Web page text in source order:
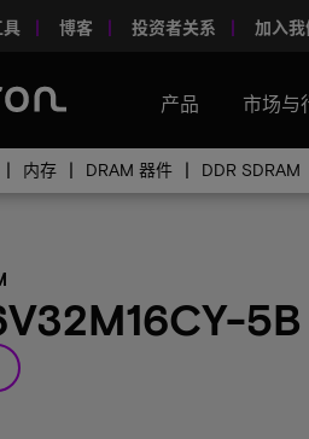
具 博客 投资者关系 加入我
产品 市场与
内存 DRAM 器件 DDR SDRAM